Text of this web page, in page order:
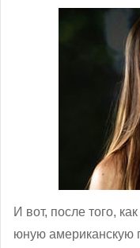
И вот, после того,
юную американскую